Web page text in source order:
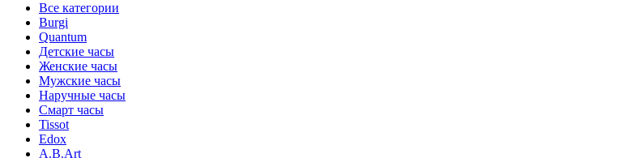
Все категории
Burgi
Quantum
Детские часы
Женские часы
Мужские часы
Наручные часы
Смарт часы
Tissot
Edox
A.B.Art